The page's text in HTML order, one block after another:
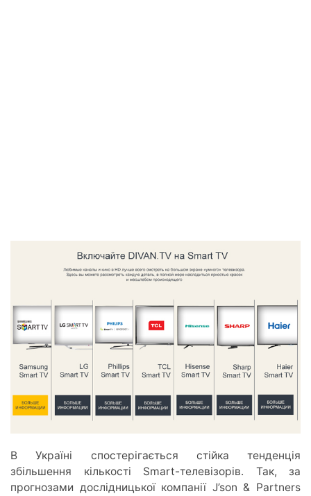
В Україні спостерігається стійка тенденція
збільшення кількості Smart-телевізорів. Так, за
прогнозами дослідницької компанії J’son & Partners